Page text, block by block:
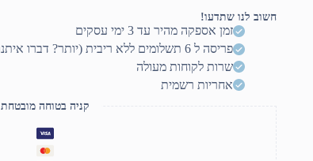
GAN
60W
PD+USB
חשוב לנו שתדעו!
זמן אספקה מהיר עד 3 ימי עסקים
פריסה ל 6 תשלומים ללא ריבית (יותר? דברו איתנו)
שרות לקוחות מעולה
אחריות רשמית
קניה בטוחה מובטחת